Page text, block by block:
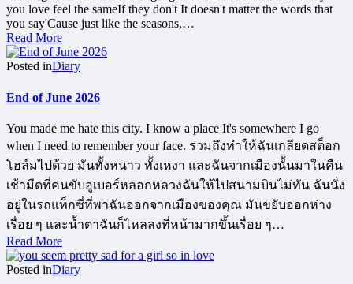
you love feel the sameIf they don't It doesn't matter the words that
you say'Cause just like the seasons,…
Read More
Posted inDiary
End of June 2026
You made me hate this city. I know a place It's somewhere I go
when I need to remember your face. รวมถึงทำให้ฉันเกลียดสต็อก
โฮล์มไปด้วย มันทั้งหนาว ทั้งเหงา และฉันจากเมืองนั้นมาในคืน
เช้ามืดที่คนขับอูเบอร์หลอกหลวงฉันให้ไปสนามบินไม่ทัน ฉันนั่ง
อยู่ในรถแท็กซี่ที่พาฉันออกจากเมืองของคุณ มันขยับออกห่าง
เรื่อย ๆ และน้ำตาฉันก็ไหลลงที่หน้ามากขึ้นเรื่อย ๆ…
Read More
Posted inDiary